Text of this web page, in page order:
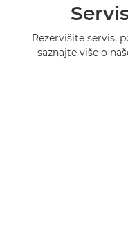
Rezervišite servis,
saznajte više o